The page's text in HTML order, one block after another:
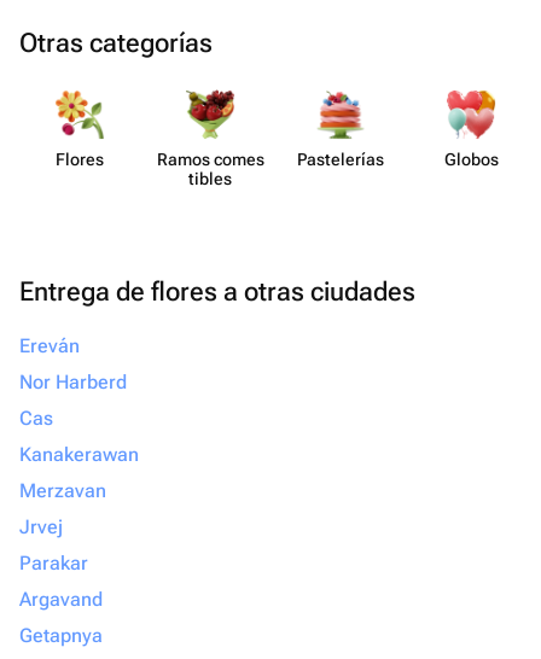
Otras categorías
Flores
Ramos comes​
tibles
Paste​lerías Globos
Entrega de flores a otras ciudades
Ereván
Nor Harberd
Cas
Kanakerawan
Merzavan
Jrvej
Parakar
Argavand
Getapnya